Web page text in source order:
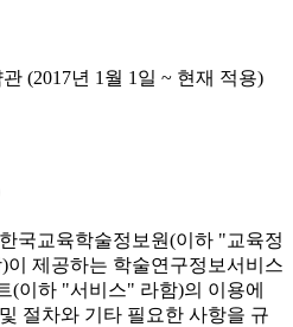
(2017년 1월 1일 ~ 현재 적용)
국교육학술정보원(이하 "교육정
이 제공하는 학술연구정보서비스
(이하 "서비스" 라함)의 이용에
절차와 기타 필요한 사항을 규